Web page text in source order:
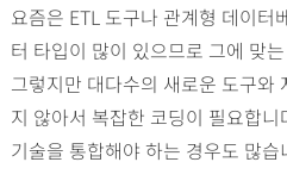
요즘은 ETL 도구나 관계형 데이터
터 타입이 많이 있으므로 그에 맞
그렇지만 대다수의 새로운 도구와
지 않아서 복잡한 코딩이 필요합
기술을 통합해야 하는 경우도 많습